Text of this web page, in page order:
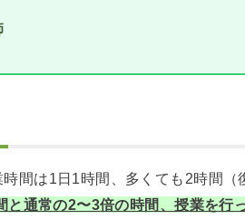
間は1日1時間、多くても2時間
と通常の2〜3倍の時間、授業を行